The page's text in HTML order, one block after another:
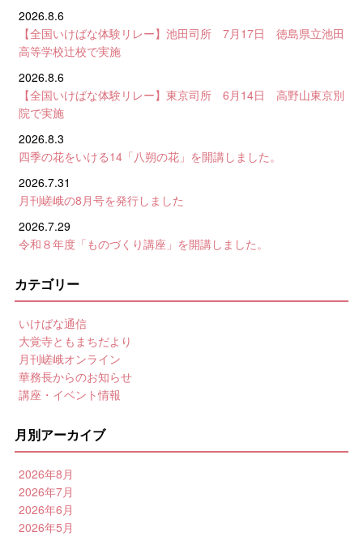
2026.8.6
【全国いけばな体験リレー】池田司所 7月17日 徳島県立池田
高等学校辻校で実施
2026.8.6
【全国いけばな体験リレー】東京司所 6月14日 高野山東京別
院で実施
2026.8.3
四季の花をいける14「八朔の花」を開講しました。
2026.7.31
月刊嵯峨の8月号を発行しました
2026.7.29
令和８年度「ものづくり講座」を開講しました。
カテゴリー
いけばな通信
大覚寺ともまちだより
月刊嵯峨オンライン
華務長からのお知らせ
講座・イベント情報
月別アーカイブ
2026年8月
2026年7月
2026年6月
2026年5月